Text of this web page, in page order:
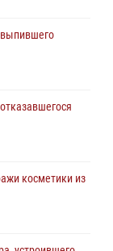
счет в
пожарно-
косметики из